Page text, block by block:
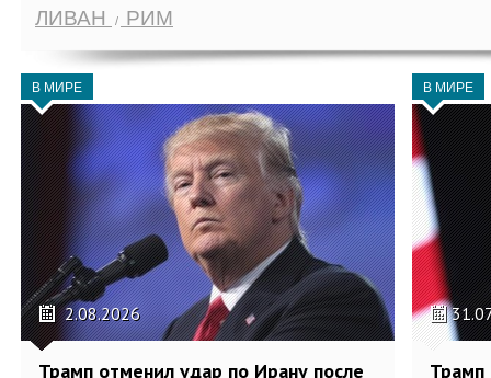
ЛИВАН РИМ
В МИРЕ
2.08.2026
Трамп отменил удар по Ирану после
В МИРЕ
Трамп